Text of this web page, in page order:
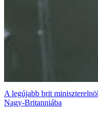
A legújabb brit
Nagy-Britanniába